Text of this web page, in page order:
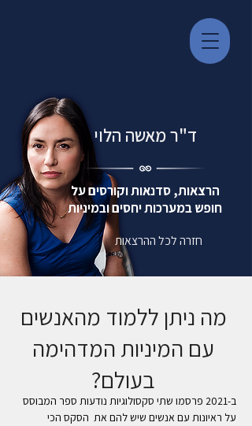
ד"ר מאשה הלוי
הרצאות, סדנאות וקורסים על
חופש במערכות יחסים ובמיניות
חזרה לכל ההרצאות
מה ניתן ללמוד מהאנשים
עם המיניות המדהימה
בעולם?
ב-2021 פרסמו שתי סקסולוגיות נודעות ספר המבוסס
על ראיונות עם אנשים שיש להם את  הסקס הכי